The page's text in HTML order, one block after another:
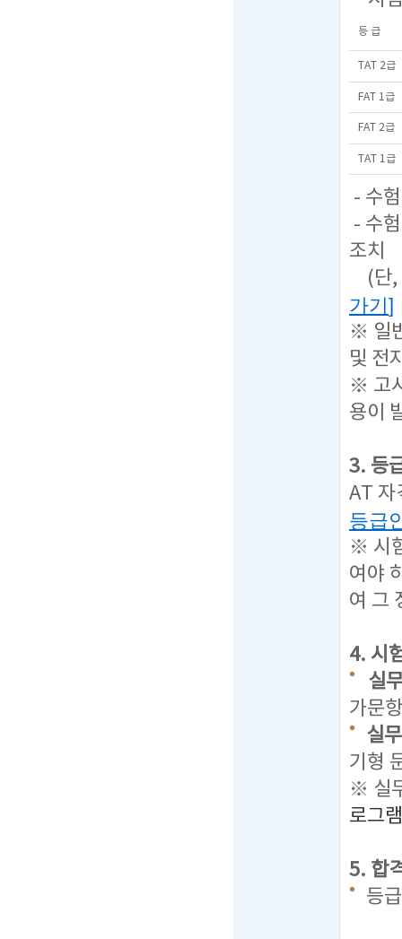
등 급
TAT 2급
FAT 1급
FAT 2급
TAT 1급
- 수
- 수
조치
(단,
가기]
※ 일
및 전
※ 고
용이
3. 등
AT 자
등급
※ 시
여야
여 그
4. 시
실
가문
실
기형
※ 실
로그램
5. 합
등